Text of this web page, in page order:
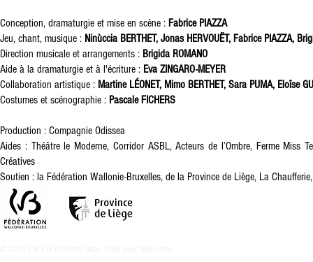
Conception, dramaturgie et mise en scène : Fabrice PIAZZA
Jeu, chant, musique : Ninùccia BERTHET, Jonas HERVOUËT, Fabrice PIAZZA,
Direction musicale et arrangements : Brigida ROMANO
Aide à la dramaturgie et à l'écriture : Eva ZINGARO-MEYER
Collaboration artistique : Martine LÉONET, Mimo BERTHET, Sara PUMA, Eloïse
Costumes et scénographie : Pascale FICHERS
Production : Compagnie Odissea
Aides : Théâtre le Moderne, Corridor ASBL, Acteurs de l’Ombre, Ferme Miss
Créatives
Soutien : la Fédération Wallonie-Bruxelles, de la Province de Liège, La